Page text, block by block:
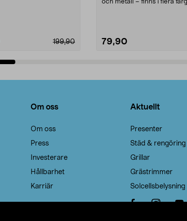
199,90
och metall – finns i flera
79,90
Om oss
Om oss
Press
Investerare
Hållbarhet
Karriär
Aktuellt
Presenter
Städ & rengöring
Grillar
Grästrimmer
Solcellsbelysning